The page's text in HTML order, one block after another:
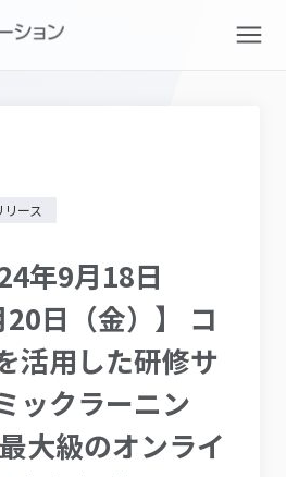
ース
年9月18日
20日（金）】 コ
活用した研修サ
ックラーニン
大級のオンライ